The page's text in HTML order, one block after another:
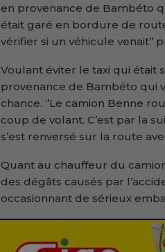
en provenance de Bambéto
était garé en bordure de
vérifier si un véhicule venait’’
Voulant éviter le taxi qui était
provenance de Bambéto qui
chance. ‘’Le camion Benne
coup de volant. C’est par la
s’est renversé sur la route
Quant au chauffeur du
des dégâts causés par
occasionnant de sérieux